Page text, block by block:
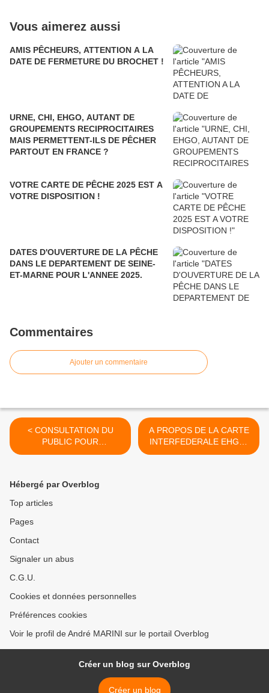
Vous aimerez aussi
AMIS PÊCHEURS, ATTENTION A LA
DATE DE FERMETURE DU BROCHET !
URNE, CHI, EHGO, AUTANT DE
GROUPEMENTS RECIPROCITAIRES
MAIS PERMETTENT-ILS DE PÊCHER
PARTOUT EN FRANCE ?
VOTRE CARTE DE PÊCHE 2025 EST A
VOTRE DISPOSITION !
DATES D'OUVERTURE DE LA PÊCHE
DANS LE DEPARTEMENT DE SEINE-
ET-MARNE POUR L'ANNEE 2025.
Commentaires
Ajouter un commentaire
< CONSULTATION DU
PUBLIC POUR
L'OUVERTURE DE LA
A PROPOS DE LA CARTE
INTERFEDERALE EHGO-
CHI-URNE. >
Hébergé par Overblog
Top articles
Pages
Contact
Signaler un abus
C.G.U.
Cookies et données personnelles
Préférences cookies
Voir le profil de André MARINI sur le portail Overblog
Créer un blog sur Overblog
Créer un blog